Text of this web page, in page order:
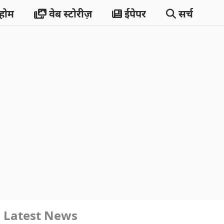
वेब स्टोरीज़ ईपेपर सर्च
Latest News